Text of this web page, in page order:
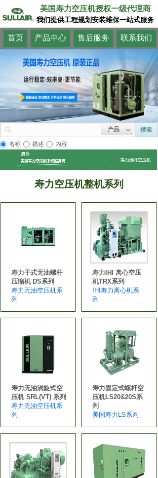
美国寿力空压机授权一级代理商
我们提供工程规划安装维保一站式服务
首页 产品中心 售后服务 联系我们
产品 搜索
名称 描述 内容
寿力空压机整机系列
寿力干式无油螺杆
压缩机 DS系列
寿力无油空压机系
列
寿力IHI 离心空压
机TRX系列
IHI寿力离心机系
列
寿力无油涡旋式空
压机 SRL(VT) 系列
寿力无油空压机系
列
寿力固定式螺杆空
压机LS20&20S系
列
美国寿力LS系列